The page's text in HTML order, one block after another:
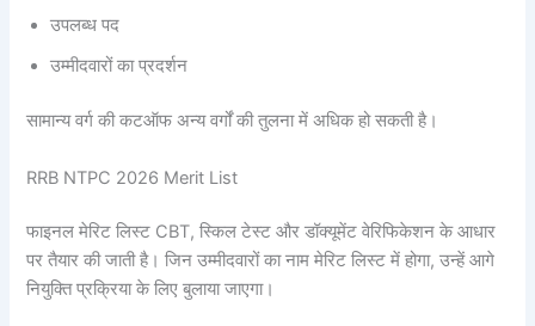
उपलब्ध पद
उम्मीदवारों का प्रदर्शन
सामान्य वर्ग की कटऑफ अन्य वर्गों की तुलना में अधिक हो सकती है।
RRB NTPC 2026 Merit List
फाइनल मेरिट लिस्ट CBT, स्किल टेस्ट और डॉक्यूमेंट वेरिफिकेशन के आधार
पर तैयार की जाती है। जिन उम्मीदवारों का नाम मेरिट लिस्ट में होगा, उन्हें आगे
नियुक्ति प्रक्रिया के लिए बुलाया जाएगा।